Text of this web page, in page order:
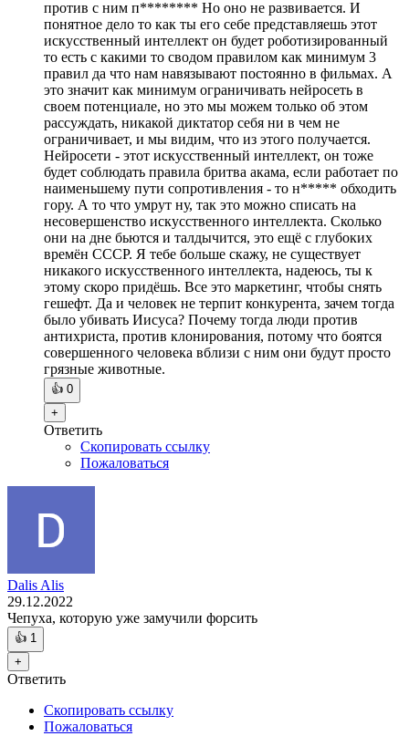
против с ним п******** Но оно не развивается. И
понятное дело то как ты его себе представляешь этот
искусственный интеллект он будет роботизированный
то есть с какими то сводом правилом как минимум 3
правил да что нам навязывают постоянно в фильмах. А
это значит как минимум ограничивать нейросеть в
своем потенциале, но это мы можем только об этом
рассуждать, никакой диктатор себя ни в чем не
ограничивает, и мы видим, что из этого получается.
Нейросети - этот искусственный интеллект, он тоже
будет соблюдать правила бритва акама, если работает по
наименьшему пути сопротивления - то н***** обходить
гору. А то что умрут ну, так это можно списать на
несовершенство искусственного интеллекта. Сколько
они на дне бьются и талдычится, это ещё с глубоких
времён СССР. Я тебе больше скажу, не существует
никакого искусственного интеллекта, надеюсь, ты к
этому скоро придёшь. Все это маркетинг, чтобы снять
гешефт. Да и человек не терпит конкурента, зачем тогда
было убивать Иисуса? Почему тогда люди против
антихриста, против клонирования, потому что боятся
совершенного человека вблизи с ним они будут просто
грязные животные.
👍 0
+
Ответить
Скопировать ссылку
Пожаловаться
Dalis Alis
29.12.2022
Чепуха, которую уже замучили форсить
👍 1
+
Ответить
Скопировать ссылку
Пожаловаться